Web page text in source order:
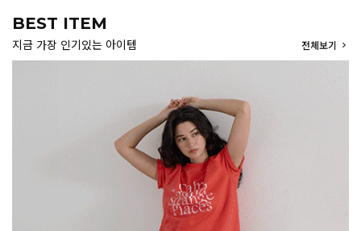
BEST ITEM
지금 가장 인기있는 아이템 전체보기